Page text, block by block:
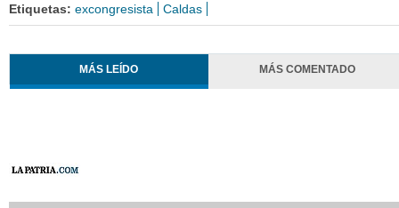
Etiquetas: excongresista Caldas
MÁS LEÍDO MÁS COMENTADO